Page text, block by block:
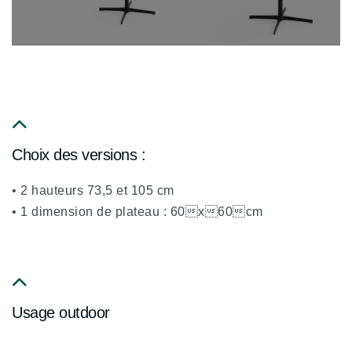
fa
chevron-
up
Choix des versions :
• 2 hauteurs 73,5 et 105 cm
• 1 dimension de plateau : 60x60cm
fa
Usage outdoor